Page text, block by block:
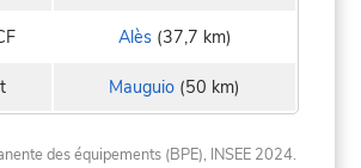
Alès(37,7 km)
Mauguio (50 km)
des équipements (BPE), INSEE 2024.